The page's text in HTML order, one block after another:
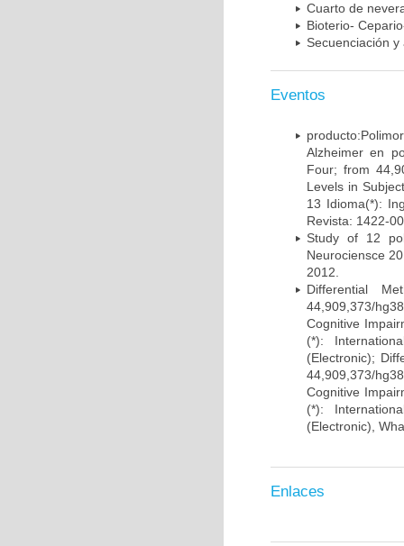
Cuarto de
Bioterio-
Secuenciación
Eventos
Alzheimer en
Four; from
Levels in
13 Idioma(*):
Revista: 1422-
Study of 12
Neurociensce
2012.
Differential
44,909,373/
Cognitive
(*):
(Electronic);
44,909,373/
Cognitive
(*):
(Electronic),
Enlaces